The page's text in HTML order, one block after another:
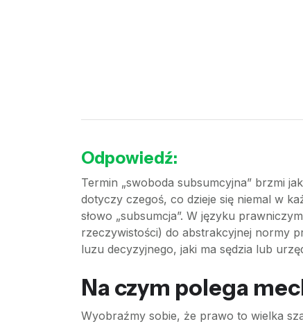
Odpowiedź:
Termin „swoboda subsumcyjna” brzmi
dotyczy czegoś, co dzieje się niemal w
słowo „subsumcja”. W języku
rzeczywistości) do abstrakcyjnej normy
luzu decyzyjnego, jaki ma sędzia lub
Na czym polega
Wyobraźmy sobie, że prawo to wielka